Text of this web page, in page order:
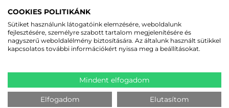
megbízható csatlakozást más eszközökhöz, például nyomtatókhoz
vagy szkennerekhez.
Az adatgyűjtő hot-swap technológiával ellátott akkumulátora működés
közben is cserélhető, minimalizálva a leállási időt és növelve a
hatékonyságot. A 4,500 mAh-s akkumulátor akár 14 órás üzemidőt
biztosít, amely elegendő egy teljes munkanaphoz. Elérhető egy 6,800
biztosít. Ez a rugalmasság különösen előnyös azok számára, akik hosszú
munkanapokon keresztül folyamatos adatgyűjtést és kommunikációt
végeznek, például kültéri munkavégzés, szállítmányozás vagy
raktározás során.
COOKIES POLITIKÁNK
Sütiket használunk látogatóink elemzésére, weboldalunk
fejlesztésére, személyre szabott tartalom megjelenítésére és
nagyszerű weboldalélmény biztosítására. Az általunk használt sütikkel
kapcsolatos további információkért nyissa meg a beállításokat.
Mindent elfogadom
Elfogadom Elutasítom